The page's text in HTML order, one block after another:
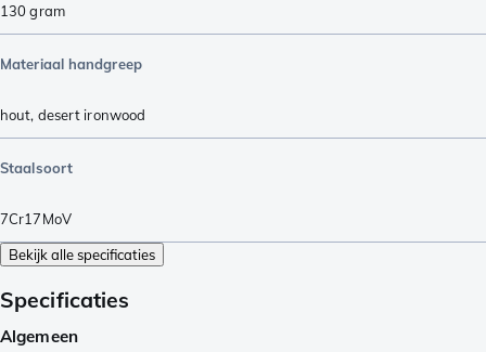
130gram
Materiaal handgreep
hout, desert ironwood
Staalsoort
7Cr17MoV
Bekijk alle specificaties
Specificaties
Algemeen